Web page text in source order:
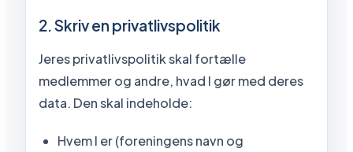
2. Skriv en privatlivspolitik
Jeres privatlivspolitik skal fortælle
medlemmer og andre, hvad I gør med deres
data. Den skal indeholde:
Hvem I er (foreningens navn og